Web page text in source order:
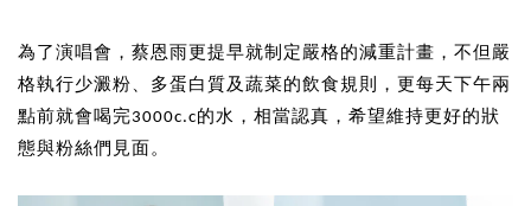
為了演唱會，蔡恩雨更提早就制定嚴格的減重計畫，不但嚴
格執行少澱粉、多蛋白質及蔬菜的飲食規則，更每天下午兩
點前就會喝完3000c.c的水，相當認真，希望維持更好的狀
態與粉絲們見面。